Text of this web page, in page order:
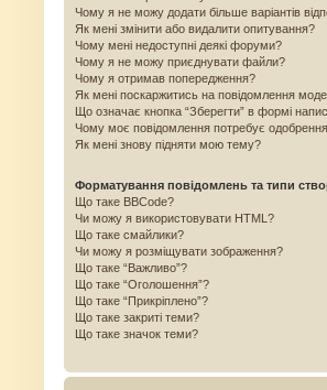
Чому я не можу додати більше варіантів
Як мені змінити або видалити опитування?
Чому мені недоступні деякі форуми?
Чому я не можу приєднувати файли?
Чому я отримав попередження?
Як мені поскаржитись на повідомлення
Що означає кнопка “Зберегти” в формі
Чому моє повідомлення потребує
Як мені знову підняти мою тему?
Форматування повідомлень та типи
Що таке BBCode?
Чи можу я використовувати HTML?
Що таке смайлики?
Чи можу я розміщувати зображення?
Що таке “Важливо”?
Що таке “Оголошення”?
Що таке “Прикріплено”?
Що таке закриті теми?
Що таке значок теми?